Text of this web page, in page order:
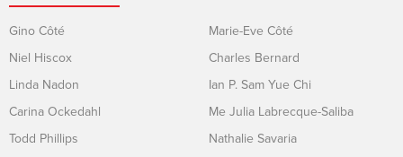
Gino Côté
Niel Hiscox
Linda Nadon
Carina Ockedahl
Todd Phillips
Marie-Eve Côté
Charles Bernard
Ian P. Sam Yue Chi
Me Julia Labrecque-Saliba
Nathalie Savaria